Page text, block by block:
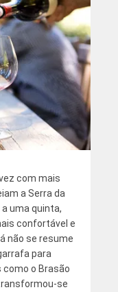
com mais
a Serra da
uma quinta,
confortável e
não se resume
para
como o Brasão
se